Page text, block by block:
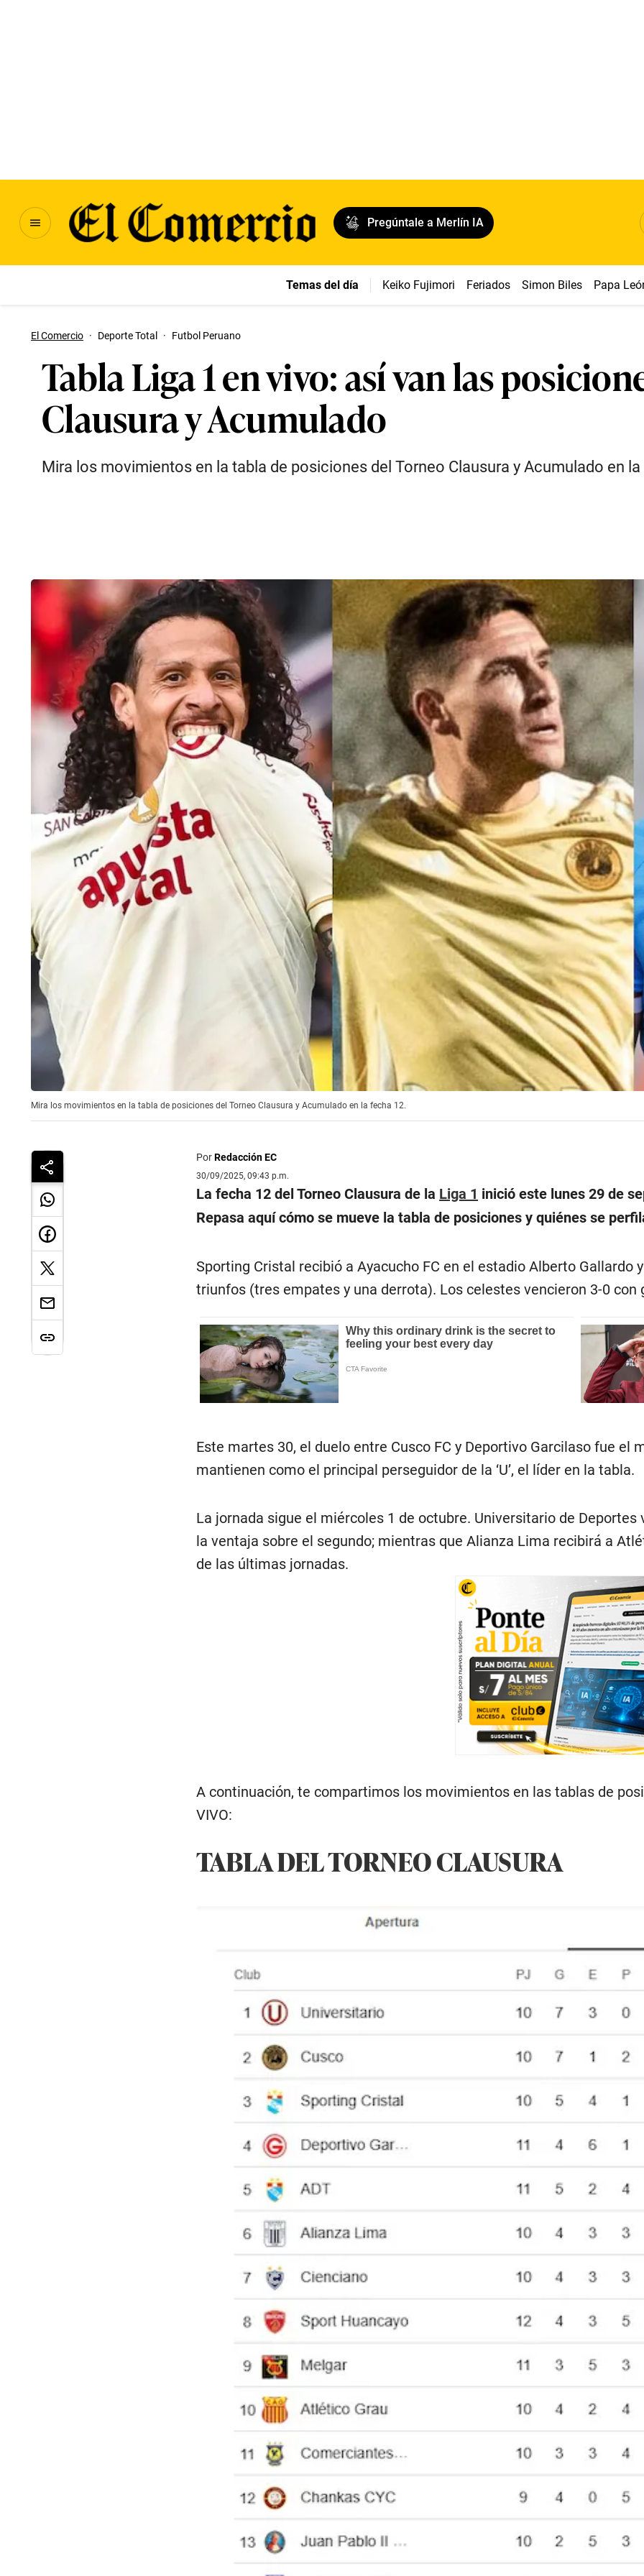
Pregúntale a Merlín IA
Temas del día Keiko Fujimori Feriados Simon Biles Papa
El Comercio · Deporte Total · Futbol Peruano
Tabla Liga 1 en vivo: así van las
Clausura y Acumulado
Mira los movimientos en la tabla de posiciones del Torneo Clausura y Acumulado en
Mira los movimientos en la tabla de posiciones del Torneo Clausura y Acumulado en la fecha 12.
PorRedacción EC
30/09/2025, 09:43 p.m.
La fecha 12 del Torneo Clausura de la Liga 1 inició este lunes 29 de
Repasa aquí cómo se mueve la tabla de posiciones y quiénes se
Sporting Cristal recibió a Ayacucho FC en el estadio Alberto Gallardo
triunfos (tres empates y una derrota). Los celestes vencieron 3-0 con
Este martes 30, el duelo entre Cusco FC y Deportivo Garcilaso fue el
mantienen como el principal perseguidor de la ‘U’, el líder en la tabla.
La jornada sigue el miércoles 1 de octubre. Universitario de
la ventaja sobre el segundo; mientras que Alianza Lima recibirá a
de las últimas jornadas.
A continuación, te compartimos los movimientos en las tablas de
VIVO:
TABLA DEL TORNEO CLAUSURA